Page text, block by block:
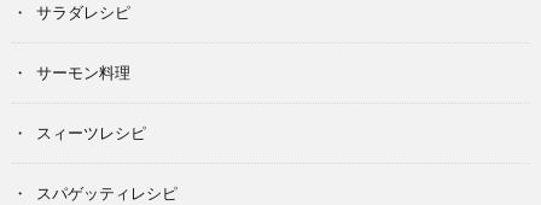
サラダレシピ
サーモン料理
スィーツレシピ
スパゲッティレシピ